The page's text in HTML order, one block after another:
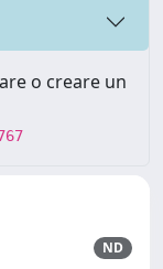
o creare un
ND